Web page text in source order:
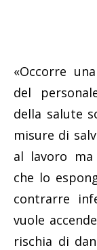
«Occorre
del
della salute
misure di
al lavoro
che lo
contrarre
vuole
rischia di